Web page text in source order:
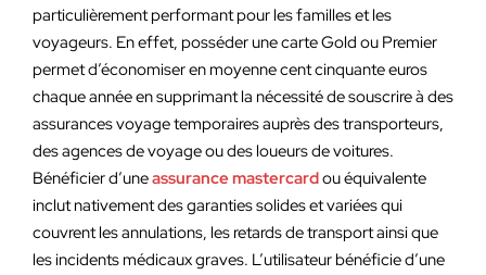
particulièrement performant pour les familles et les
voyageurs. En effet, posséder une carte Gold ou Premier
permet d’économiser en moyenne cent cinquante euros
chaque année en supprimant la nécessité de souscrire à des
assurances voyage temporaires auprès des transporteurs,
des agences de voyage ou des loueurs de voitures.
Bénéficier d’uneassurance mastercardou équivalente
inclut nativement des garanties solides et variées qui
couvrent les annulations, les retards de transport ainsi que
les incidents médicaux graves. L’utilisateur bénéficie d’une